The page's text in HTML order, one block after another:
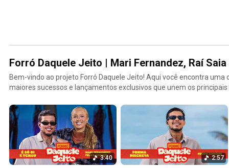
Forró Daquele Jeito | Mari Fernandez, Raí
Bem-vindo ao projeto Forró Daquele Jeito! Aqui você encontra uma
maiores sucessos e lançamentos exclusivos que unem os
lançamento dessa série que promete colocar todo mundo para dançar. ✨ Inscreva-se no
para acompanhar todas as novidades e ficar por dentro dos
#ForróDaqueleJeito #Forró #Piseiro #MariFernandez
3:40 2:57